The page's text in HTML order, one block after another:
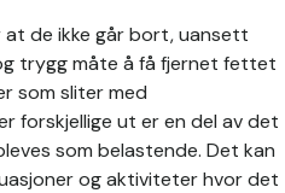
at de ikke går bort, uansett
trygg måte å få fjernet fettet
som sliter med
forskjellige ut er en del av det
som belastende. Det kan
og aktiviteter hvor det